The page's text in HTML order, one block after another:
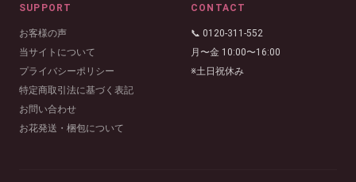
SUPPORT
お客様の声
当サイトについて
プライバシーポリシー
特定商取引法に基づく表記
お問い合わせ
お花発送・梱包について
CONTACT
📞 0120-311-552
月〜金 10:00〜16:00
※土日祝休み